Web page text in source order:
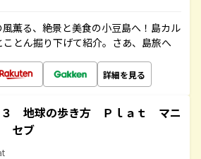
薫る、絶景と美食の小豆島へ！島カル
とん掘り下げて紹介。さあ、島旅へ
詳細を見る
３ 地球の歩き方 Ｐｌａｔ マニ
セブ